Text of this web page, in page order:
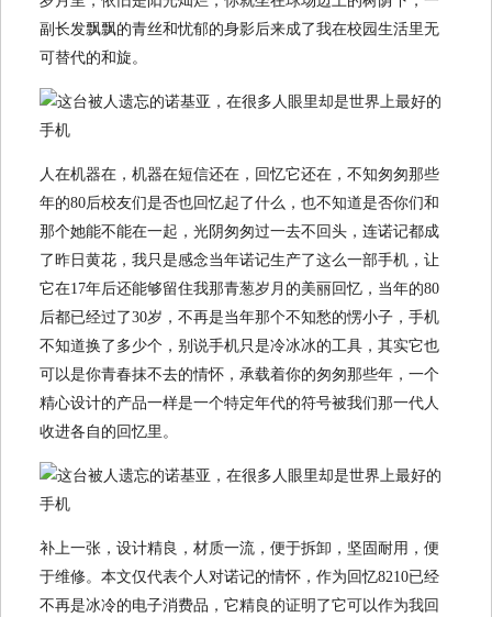
副长发飘飘的青丝和忧郁的身影后来成了我在校园生活里无
可替代的和旋。
人在机器在，机器在短信还在，回忆它还在，不知匆匆那些
年的80后校友们是否也回忆起了什么，也不知道是否你们和
那个她能不能在一起，光阴匆匆过一去不回头，连诺记都成
了昨日黄花，我只是感念当年诺记生产了这么一部手机，让
它在17年后还能够留住我那青葱岁月的美丽回忆，当年的80
后都已经过了30岁，不再是当年那个不知愁的愣小子，手机
不知道换了多少个，别说手机只是冷冰冰的工具，其实它也
可以是你青春抹不去的情怀，承载着你的匆匆那些年，一个
精心设计的产品一样是一个特定年代的符号被我们那一代人
收进各自的回忆里。
补上一张，设计精良，材质一流，便于拆卸，坚固耐用，便
于维修。本文仅代表个人对诺记的情怀，作为回忆8210已经
不再是冰冷的电子消费品，它精良的证明了它可以作为我回